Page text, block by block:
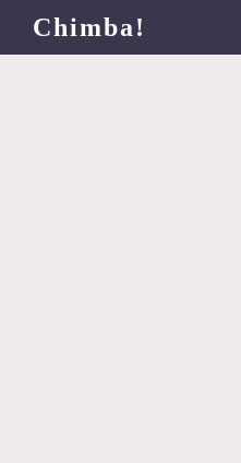
Chimba!